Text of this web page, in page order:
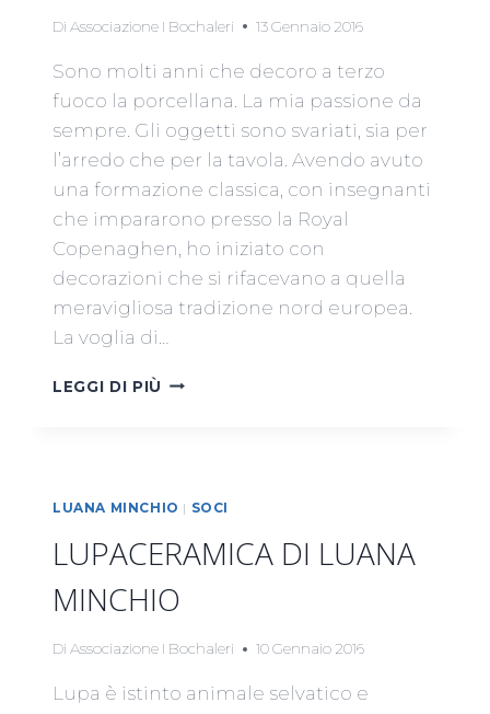
FORNO!
Di Associazione I Bochaleri 13 Gennaio 2016
Sono molti anni che decoro a terzo
fuoco la porcellana. La mia passione da
sempre. Gli oggetti sono svariati, sia per
l’arredo che per la tavola. Avendo avuto
una formazione classica, con insegnanti
che impararono presso la Royal
Copenaghen, ho iniziato con
decorazioni che si rifacevano a quella
meravigliosa tradizione nord europea.
La voglia di…
LEGGI DI PIÙ GIULIANA
LUANA MINCHIO | SOCI
LUPACERAMICA DI LUANA
MINCHIO
Di Associazione I Bochaleri 10 Gennaio 2016
Lupa è istinto animale selvatico e